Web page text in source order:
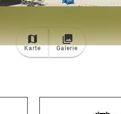
Karte Galerie